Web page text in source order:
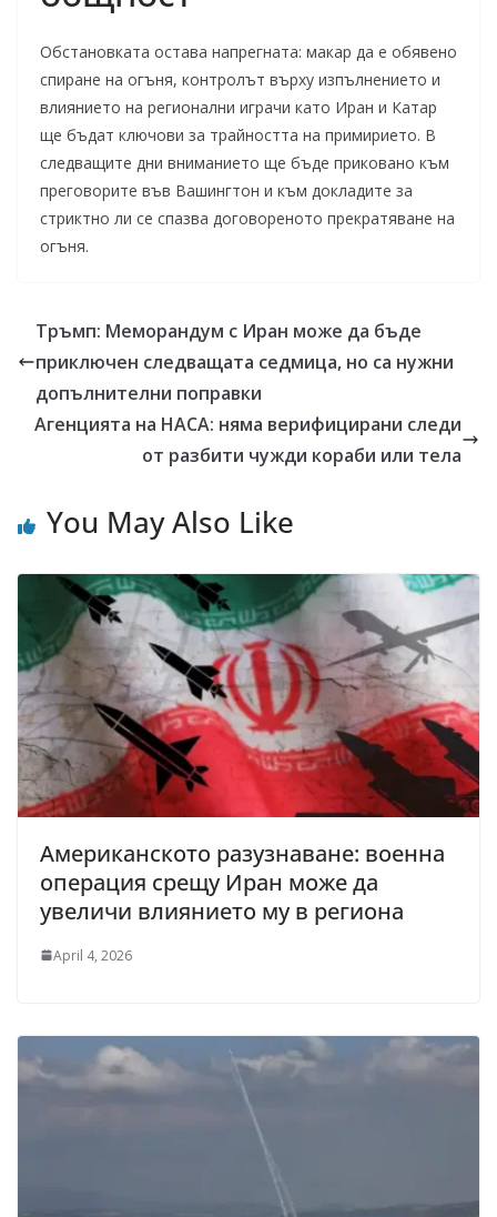
Обстановката остава напрегната: макар да е обявено
спиране на огъня, контролът върху изпълнението и
влиянието на регионални играчи като Иран и Катар
ще бъдат ключови за трайността на примирието. В
следващите дни вниманието ще бъде приковано към
преговорите във Вашингтон и към докладите за
стриктно ли се спазва договореното прекратяване на
огъня.
Тръмп: Меморандум с Иран може да бъде
приключен следващата седмица, но са нужни
допълнителни поправки
Агенцията на НАСА: няма верифицирани следи
от разбити чужди кораби или тела
You May Also Like
Американското разузнаване: военна
операция срещу Иран може да
увеличи влиянието му в региона
April 4, 2026